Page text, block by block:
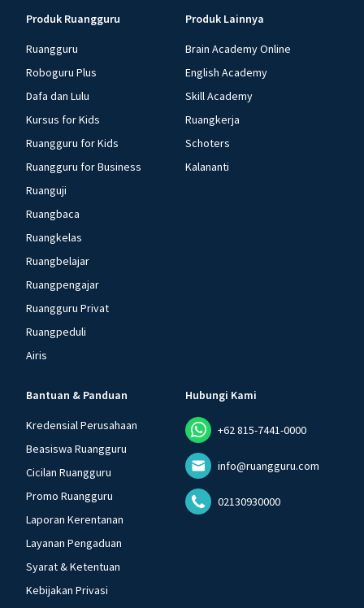
Produk Ruangguru
Ruangguru
Roboguru Plus
Dafa dan Lulu
Kursus for Kids
Ruangguru for Kids
Ruangguru for Business
Ruanguji
Ruangbaca
Ruangkelas
Ruangbelajar
Ruangpengajar
Ruangguru Privat
Ruangpeduli
Airis
Produk Lainnya
Brain Academy Online
English Academy
Skill Academy
Ruangkerja
Schoters
Kalananti
Bantuan & Panduan
Kredensial Perusahaan
Beasiswa Ruangguru
Cicilan Ruangguru
Promo Ruangguru
Laporan Kerentanan
Layanan Pengaduan
Syarat & Ketentuan
Kebijakan Privasi
Hubungi Kami
+62 815-7441-0000
info@ruangguru.com
02130930000